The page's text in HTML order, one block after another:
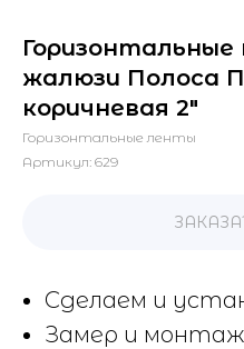
жалюзи Полоса
коричневая 2"
Горизонтальные ленты
Артикул: 629
Сделаем и
Замер и монтаж